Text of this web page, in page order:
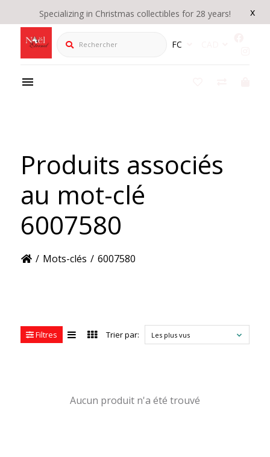
x
Specializing in Christmas collectibles for 28 years!
Rechercher FC
Produits associés
au mot-clé
6007580
/ Mots-clés / 6007580
Filtres Trier par: Les plus vus
Aucun produit n'a été trouvé